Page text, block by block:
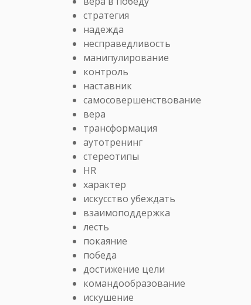
стратегия
надежда
несправедливость
манипулирование
контроль
наставник
самосовершенствование
вера
трансформация
аутотренинг
стереотипы
HR
характер
искусство убеждать
взаимоподдержка
лесть
покаяние
победа
достижение цели
командообразование
искушение